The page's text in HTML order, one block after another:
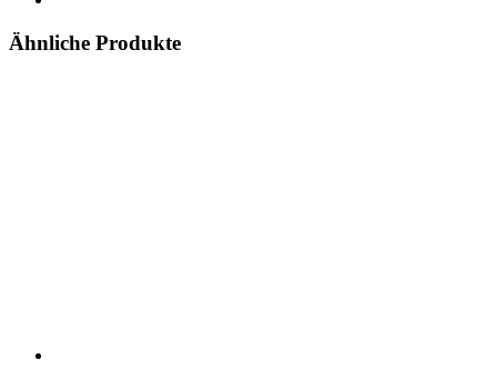
Ähnliche Produkte